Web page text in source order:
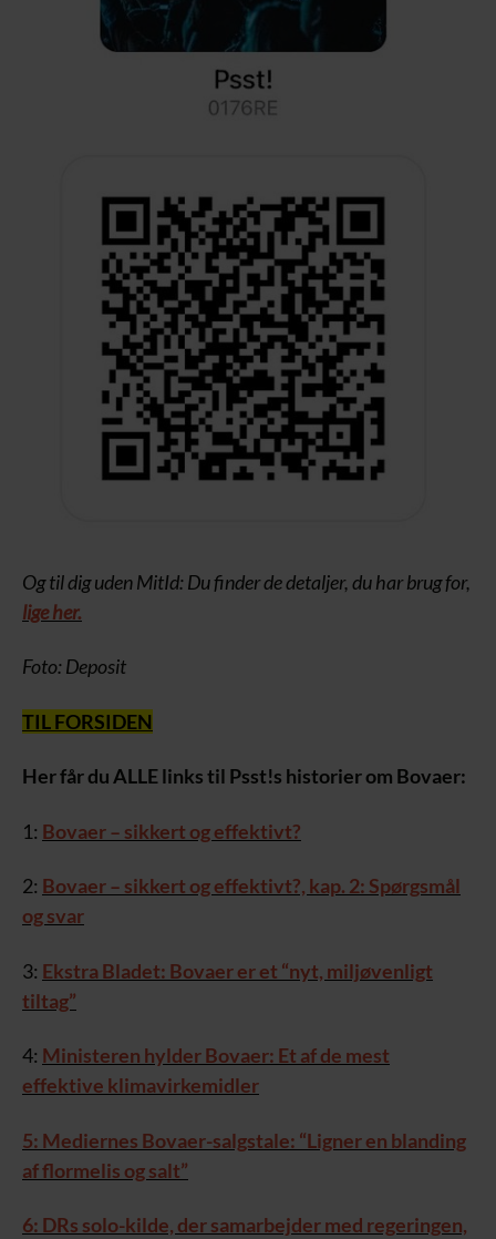
Og til dig uden MitId: Du finder de detaljer, du har brug for,
lige her.
Foto: Deposit
TIL FORSIDEN
Her får du ALLE links til Psst!s historier om Bovaer:
1: Bovaer – sikkert og effektivt?
2: Bovaer – sikkert og effektivt?, kap. 2: Spørgsmål
og svar
3: Ekstra Bladet: Bovaer er et “nyt, miljøvenligt
tiltag”
4: Ministeren hylder Bovaer: Et af de mest
effektive klimavirkemidler
5: Mediernes Bovaer-salgstale: “Ligner en blanding
af flormelis og salt”
6: DRs solo-kilde, der samarbejder med regeringen,